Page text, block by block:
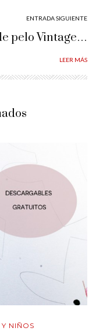
ENTRADA SIGUIENTE
pelo Vintage…
LEER MÁS
NIÑOS